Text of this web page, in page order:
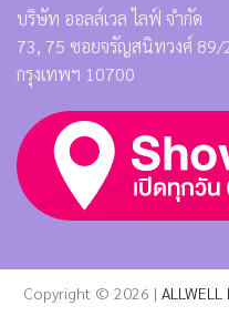
บริษัท ออลล์เวล ไลฟ์ จำกัด
73, 75 ซอยจรัญสนิทวงศ์ 89/
กรุงเทพฯ 10700
Copyright © 2026 | ALLWELL